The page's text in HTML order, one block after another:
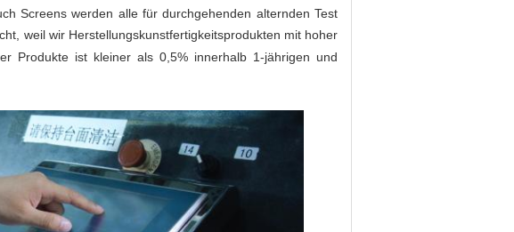
Screens werden alle für durchgehenden alternden Test
weil wir Herstellungskunstfertigkeitsprodukten mit hoher
Produkte ist kleiner als 0,5% innerhalb 1-jährigen und